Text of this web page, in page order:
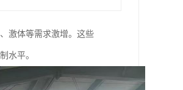
激体等需求激增。这些
水平。​